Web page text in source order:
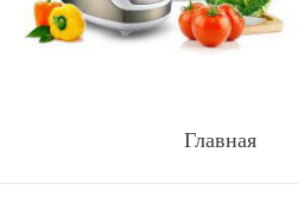
Главная